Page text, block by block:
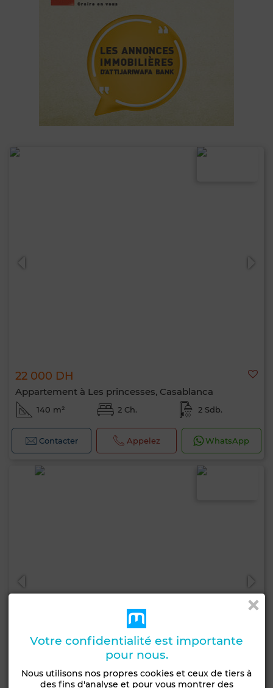
22 000 DH
Appartement à Les princesses, Casablanca
140 m² 2 Ch. 2 Sdb.
Contacter Appelez WhatsApp
Votre confidentialité est importante
pour nous.
Nous utilisons nos propres cookies et ceux de tiers à
des fins d'analyse et pour vous montrer des